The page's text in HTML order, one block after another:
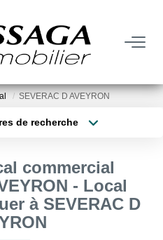
SEVERAC D AVEYRON
de recherche
Surface min
commercial
- Local
à SEVERAC D